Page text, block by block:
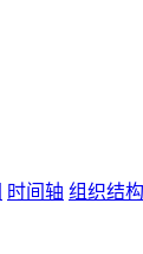
时间轴 组织结